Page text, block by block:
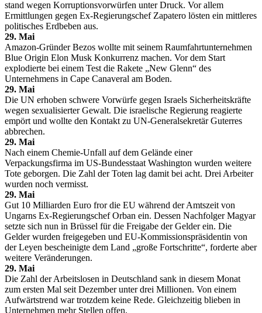
stand wegen Korruptionsvorwürfen unter Druck. Vor allem
Ermittlungen gegen Ex-Regierungschef Zapatero lösten ein mittleres
politisches Erdbeben aus.
29. Mai
Amazon-Gründer Bezos wollte mit seinem Raumfahrtunternehmen
Blue Origin Elon Musk Konkurrenz machen. Vor dem Start
explodierte bei einem Test die Rakete „New Glenn“ des
Unternehmens in Cape Canaveral am Boden.
29. Mai
Die UN erhoben schwere Vorwürfe gegen Israels Sicherheitskräfte
wegen sexualisierter Gewalt. Die israelische Regierung reagierte
empört und wollte den Kontakt zu UN-Generalsekretär Guterres
abbrechen.
29. Mai
Nach einem Chemie-Unfall auf dem Gelände einer
Verpackungsfirma im US-Bundesstaat Washington wurden weitere
Tote geborgen. Die Zahl der Toten lag damit bei acht. Drei Arbeiter
wurden noch vermisst.
29. Mai
Gut 10 Milliarden Euro fror die EU während der Amtszeit von
Ungarns Ex-Regierungschef Orban ein. Dessen Nachfolger Magyar
setzte sich nun in Brüssel für die Freigabe der Gelder ein. Die
Gelder wurden freigegeben und EU-Kommissionspräsidentin von
der Leyen bescheinigte dem Land „große Fortschritte“, forderte aber
weitere Veränderungen.
29. Mai
Die Zahl der Arbeitslosen in Deutschland sank in diesem Monat
zum ersten Mal seit Dezember unter drei Millionen. Von einem
Aufwärtstrend war trotzdem keine Rede. Gleichzeitig blieben in
Unternehmen mehr Stellen offen.